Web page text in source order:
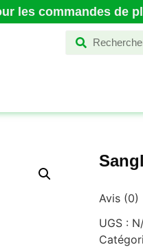
les commandes de
Avis (0)
UGS :